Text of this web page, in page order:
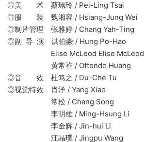
◎美 术 蔡珮玲 / Pei-Ling Tsai
◎服 装 魏湘容 / Hsiang-Jung Wei
◎制片管理 张雅婷 / Chang Yah-Ting
◎副 导 演 洪伯豪 / Hung Po-Hao
Elise McLeod Elise McLeod
黄常祚 / Oftendo Huang
◎音 效 杜笃之 / Du-Che Tu
◎视觉特效 肖洋 / Yang Xiao
常松 / Chang Song
李明雄 / Ming-Hsung Li
李金辉 / Jin-hui Li
汪晶璞 / Jingpu Wang